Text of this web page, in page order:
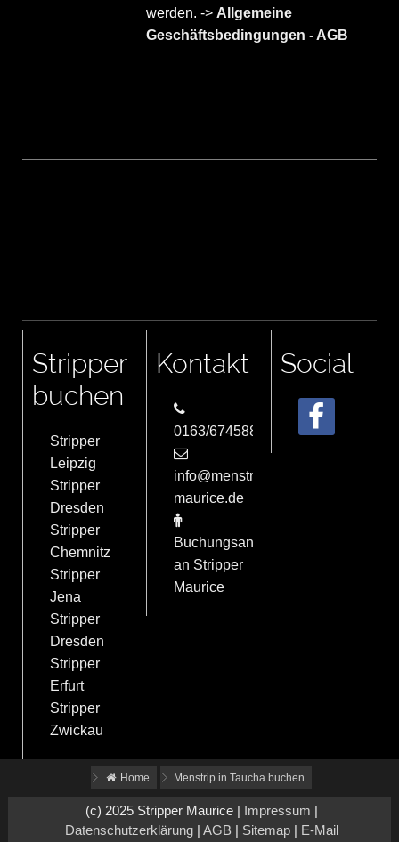
werden. ->Allgemeine
Geschäftsbedingungen - AGB
Stripper
buchen
Stripper
Leipzig
Stripper
Dresden
Stripper
Chemnitz
Stripper
Jena
Stripper
Dresden
Stripper
Erfurt
Stripper
Zwickau
Kontakt
0163/6745884
info@menstrip-
maurice.de
Buchungsanfrage
an Stripper
Maurice
Social
Home Menstrip in Taucha buchen
(c) 2025 Stripper Maurice | Impressum
Datenschutzerklärung |AGB Sitemap E-Mail